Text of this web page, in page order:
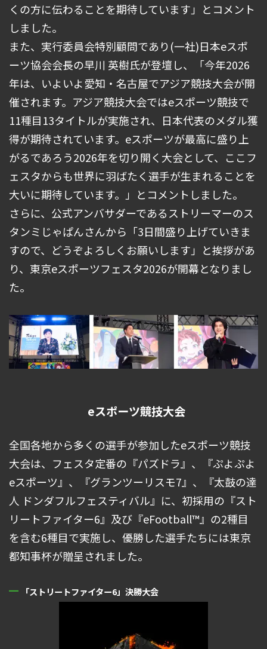
くの方に伝わることを期待しています」とコメント
しました。
また、実行委員会特別顧問であり(一社)日本eスポ
ーツ協会会長の早川 英樹氏が登壇し、「今年2026
年は、いよいよ愛知・名古屋でアジア競技大会が開
催されます。アジア競技大会ではeスポーツ競技で
11種目13タイトルが実施され、日本代表のメダル獲
得が期待されています。eスポーツが最高に盛り上
がるであろう2026年を切り開く大会として、ここフ
ェスタからも世界に羽ばたく選手が生まれることを
大いに期待しています。」とコメントしました。
さらに、公式アンバサダーであるストリーマーのス
タンミじゃぱんさんから「3日間盛り上げていきま
すので、どうぞよろしくお願いします」と挨拶があ
り、東京eスポーツフェスタ2026が開幕となりまし
た。
eスポーツ競技大会
全国各地から多くの選手が参加したeスポーツ競技
大会は、フェスタ定番の『パズドラ』、『ぷよぷよ
eスポーツ』、『グランツーリスモ7』、『太鼓の達
人 ドンダフルフェスティバル』に、初採用の『スト
リートファイター6』及び『eFootball™』の2種目
を含む6種目で実施し、優勝した選手たちには東京
都知事杯が贈呈されました。
「ストリートファイター6」決勝大会